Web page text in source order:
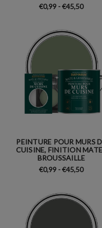
€0,99 - €45,50
PEINTURE POUR MURS
CUISINE, FINITION
BROUSSAILLE
€0,99 - €45,50